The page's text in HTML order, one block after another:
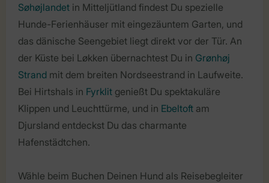
Søhøjlandet in Mitteljütland findest Du spezielle
Hunde-Ferienhäuser mit eingezäuntem Garten, und
das dänische Seengebiet liegt direkt vor der Tür. An
der Küste bei Løkken übernachtest Du in Grønhøj
Strand mit dem breiten Nordseestrand in Laufweite.
Bei Hirtshals in Fyrklit genießt Du spektakuläre
Klippen und Leuchttürme, und in Ebeltoft am
Djursland entdeckst Du das charmante
Hafenstädtchen.
Wähle beim Buchen Deinen Hund als Reisebegleiter